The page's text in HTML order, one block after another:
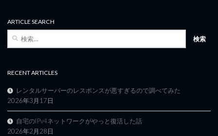
ARTICLE SEARCH
検
RECENT ARTICLES
レンタルサーバーのレスポンスが悪すぎるので調べてみた
2026年3月17日
自宅のIPv4ネットワークがやっと復活した話
2026年2月28日